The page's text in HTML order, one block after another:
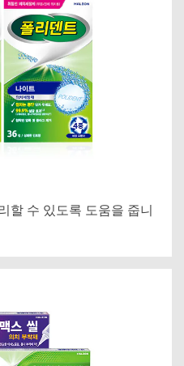
할 수 있도록 도움을 줍니